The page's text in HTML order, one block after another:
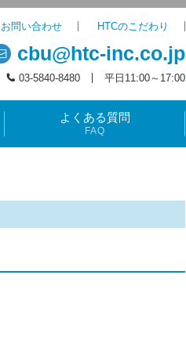
お問い合わせ HTCのこだわり
cbu@htc-inc.co.jp
03-5840-8480 平日11:00～17:00
よくある質問
FAQ